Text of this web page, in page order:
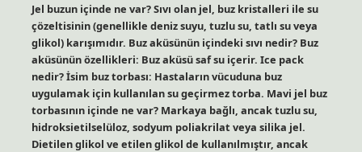
Jel buzun içinde ne var? Sıvı olan jel, buz kristalleri ile su
çözeltisinin (genellikle deniz suyu, tuzlu su, tatlı su veya
glikol) karışımıdır. Buz aküsünün içindeki sıvı nedir? Buz
aküsünün özellikleri: Buz aküsü saf su içerir. Ice pack
nedir? İsim buz torbası: Hastaların vücuduna buz
uygulamak için kullanılan su geçirmez torba. Mavi jel buz
torbasının içinde ne var? Markaya bağlı, ancak tuzlu su,
hidroksietilselüloz, sodyum poliakrilat veya silika jel.
Dietilen glikol ve etilen glikol de kullanılmıştır, ancak